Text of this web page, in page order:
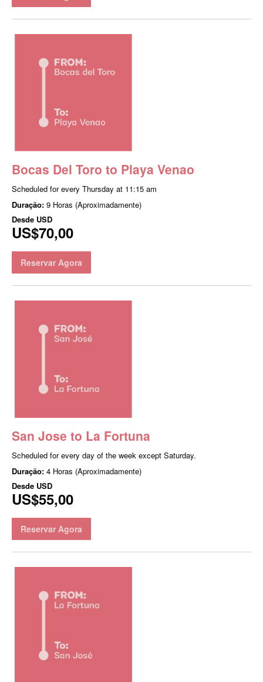
Bocas Del Toro to Playa Venao
Scheduled for every Thursday at 11:15 am
Duração: 9 Horas (Aproximadamente)
Desde USD
US$70,00
Reservar Agora
San Jose to La Fortuna
Scheduled for every day of the week except Saturday.
Duração: 4 Horas (Aproximadamente)
Desde USD
US$55,00
Reservar Agora